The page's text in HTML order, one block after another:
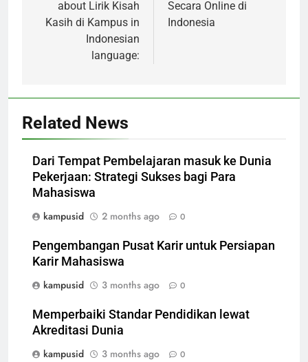
about Lirik Kisah
Kasih di Kampus in
Indonesian
language:
Secara Online di
Indonesia
Related News
Dari Tempat Pembelajaran masuk ke Dunia
Pekerjaan: Strategi Sukses bagi Para
Mahasiswa
kampusid
2 months ago 0
Pengembangan Pusat Karir untuk Persiapan
Karir Mahasiswa
kampusid
3 months ago 0
Memperbaiki Standar Pendidikan lewat
Akreditasi Dunia
kampusid
3 months ago 0